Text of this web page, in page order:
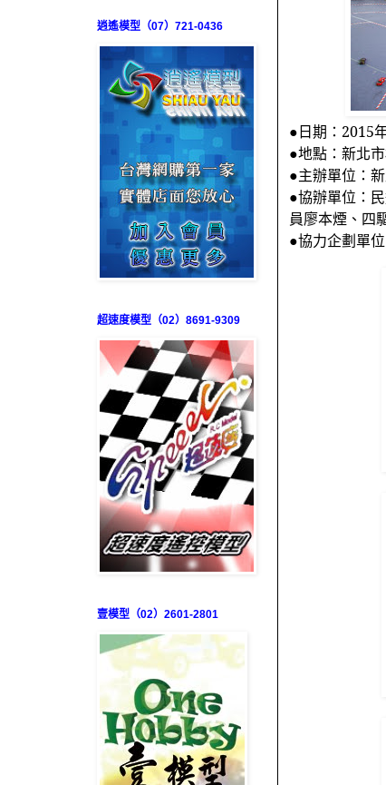
●日期： 2015
●地點：新北
●主辦單位：
●協辦單位：
員廖本煙、四
●協力企劃單
逍遙模型（07）721-0436
超速度模型（02）8691-9309
壹模型（02）2601-2801